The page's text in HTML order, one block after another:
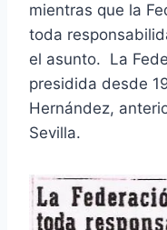
mientras que la
toda
el asunto. La
presidida desde
Hernández,
Sevilla.